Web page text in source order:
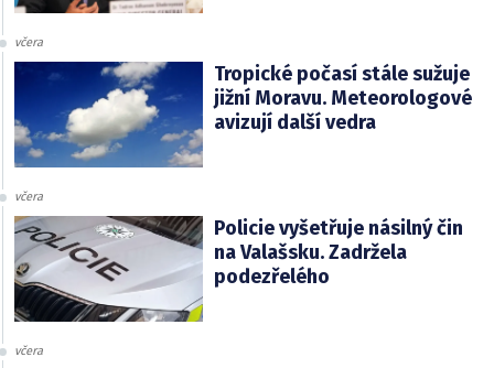
včera
Tropické počasí stále sužuje
jižní Moravu. Meteorologové
avizují další vedra
včera
Policie vyšetřuje násilný čin
na Valašsku. Zadržela
podezřelého
včera